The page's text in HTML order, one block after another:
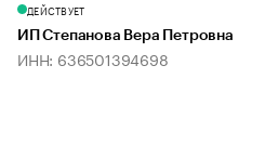
ДЕЙСТВУЕТ
ИП Степанова Вера Петровна
ИНН: 636501394698